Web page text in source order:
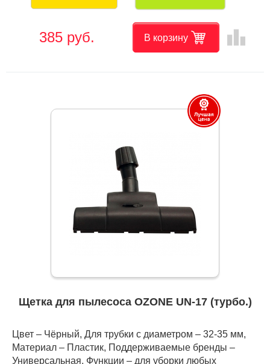
385 руб. В корзину leaderboard
Щетка для пылесоса OZONE UN-17 (турбо.)
Цвет – Чёрный, Для трубки с диаметром – 32-35 мм,
Материал – Пластик, Поддерживаемые бренды –
Универсальная, Функции – для уборки любых